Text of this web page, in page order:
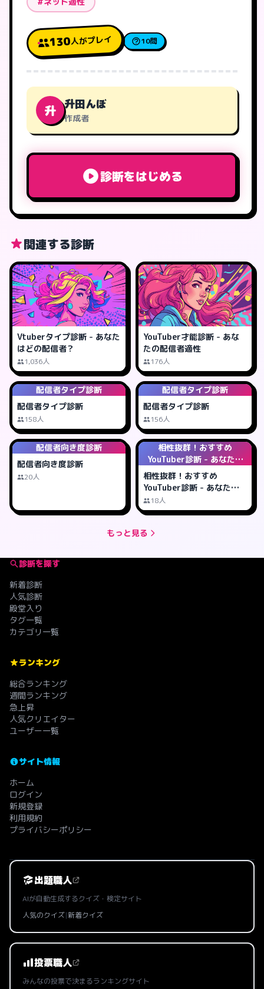
130人がプレイ 10問
升 升田んぼ
作成者
診断をはじめる
関連する診断
Vtuberタイプ診断 - あなた
はどの配信者？
1,036人
YouTuber才能診断 - あな
たの配信者適性
176人
配信者タイプ診断
配信者タイプ診断
158人
配信者タイプ診断
配信者タイプ診断
156人
配信者向き度診断
配信者向き度診断
20人
相性抜群！おすすめ
YouTuber診断 - あなたに
合う配信者は？
相性抜群！おすすめ
YouTuber診断 - あなたに
合う配信者は？
18人
もっと見る
診断を探す
新着診断
人気診断
殿堂入り
タグ一覧
カテゴリ一覧
ランキング
総合ランキング
週間ランキング
急上昇
人気クリエイター
ユーザー一覧
サイト情報
ホーム
ログイン
新規登録
利用規約
プライバシーポリシー
出題職人
AIが自動生成するクイズ・検定サイト
人気のクイズ|新着クイズ
投票職人
みんなの投票で決まるランキングサイト